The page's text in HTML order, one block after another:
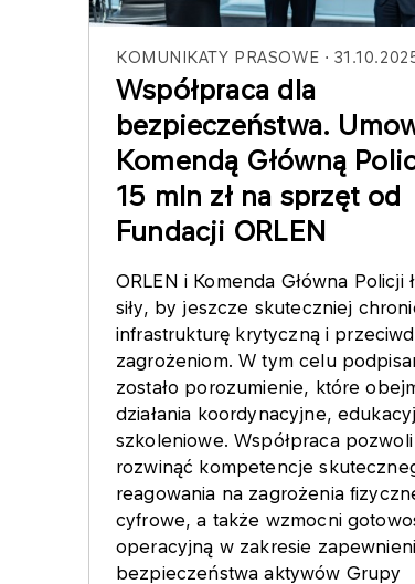
KOMUNIKATY PRASOWE
Współpraca dla
bezpieczeństwa.
Komendą Główną
15 mln zł na sprzęt od
Fundacji ORLEN
ORLEN i Komenda Główna Policji
siły, by jeszcze skuteczniej
infrastrukturę krytyczną i
zagrożeniom. W tym celu
zostało porozumienie, które
działania koordynacyjne,
szkoleniowe. Współpraca pozwoli
rozwinąć kompetencje
reagowania na zagrożenia
cyfrowe, a także wzmocni
operacyjną w zakresie
bezpieczeństwa aktywów Grupy